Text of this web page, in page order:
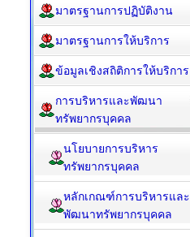
มาตรฐานการปฏิบัติงาน
มาตรฐานการให้บริการ
ข้อมูลเชิงสถิติการให้บริการ
การบริหารและพัฒนา
ทรัพยากรบุคคล
นโยบายการบริหาร
ทรัพยากรบุคคล
หลักเกณฑ์การบริหารและ
พัฒนาทรัพยากรบุคคล